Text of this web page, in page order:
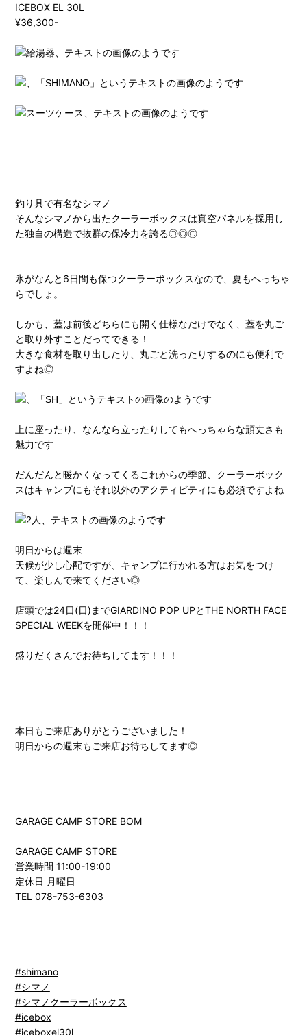
ICEBOX EL 30L
¥36,300-
釣り具で有名なシマノ
そんなシマノから出たクーラーボックスは真空パネルを採用し
た独自の構造で抜群の保冷力を誇る◎◎◎
氷がなんと6日間も保つクーラーボックスなので、夏もへっちゃ
らでしょ。
しかも、蓋は前後どちらにも開く仕様なだけでなく、蓋を丸ご
と取り外すことだってできる！
大きな食材を取り出したり、丸ごと洗ったりするのにも便利で
すよね◎
上に座ったり、なんなら立ったりしてもへっちゃらな頑丈さも
魅力です
だんだんと暖かくなってくるこれからの季節、クーラーボック
スはキャンプにもそれ以外のアクティビティにも必須ですよね
明日からは週末
天候が少し心配ですが、キャンプに行かれる方はお気をつけ
て、楽しんで来てください◎
店頭では24日(日)までGIARDINO POP UPとTHE NORTH FACE
SPECIAL WEEKを開催中！！！
盛りだくさんでお待ちしてます！！！
本日もご来店ありがとうございました！
明日からの週末もご来店お待ちしてます◎
GARAGE CAMP STORE BOM
GARAGE CAMP STORE
営業時間 11:00-19:00
定休日 月曜日
TEL 078-753-6303
#shimano
#シマノ
#シマノクーラーボックス
#icebox
#iceboxel30l